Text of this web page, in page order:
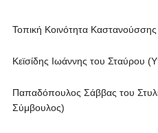
Τοπική Κοινότητα Καστανούσσης
Κεϊσίδης Ιωάννης του Σταύρου
Παπαδόπουλος Σάββας του
Σύμβουλος)